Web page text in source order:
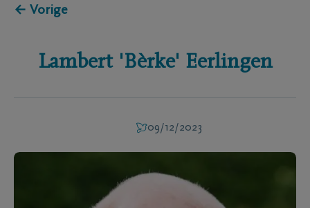
← Vorige
Lambert 'Bèrke' Eerlingen
09/12/2023